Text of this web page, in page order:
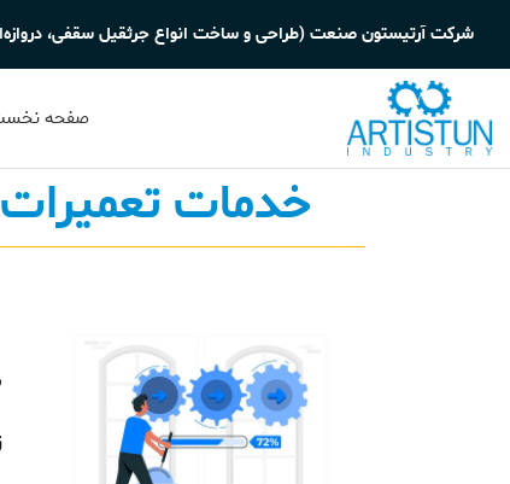
شرکت آرتیستون صنعت (طراحی و ساخت انواع جرثقیل سقفی،
صفحه
خدمات